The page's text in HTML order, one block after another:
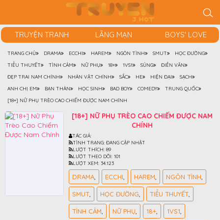
TRUYỆN TRANH LÃNG MẠN BOYS' LOVE
TRANG CHỦ DRAMA ECCHI HAREM NGÔN TÌNH SMUT
HỌC ĐƯỜNG
TIỂU THUYẾT
TÌNH CẢM NỮ PHỤ 18+ 1VS1 SỦNG
ĐIỀN VĂN
ĐẸP TRAI NAM CHÍNH
NHÂN VẬT CHÍNH SẮC HE HIỆN ĐẠI
SẠCH
ANH CHỊ EM
BẠN THÂN HỌC SINH BAD BOY COMEDY
TRUNG QUỐC
[18+] NỮ PHỤ TRÈO CAO CHIẾM ĐƯỢC NAM CHÍNH
[18+] NỮ PHỤ TRÈO CAO CHIẾM ĐƯỢC NAM
CHÍNH
TÁC GIẢ:
TÌNH TRẠNG: ĐANG CẬP NHẬT
LƯỢT THÍCH: 89
LƯỢT THEO DÕI: 101
LƯỢT XEM: 34.123
DRAMA ECCHI HAREM NGÔN TÌNH
SMUT HỌC ĐƯỜNG TIỂU THUYẾT
TÌNH CẢM NỮ PHỤ 18+ 1VS1